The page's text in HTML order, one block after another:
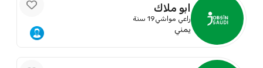
ابو ملاك
راعي مواشي19 سنة
يمني